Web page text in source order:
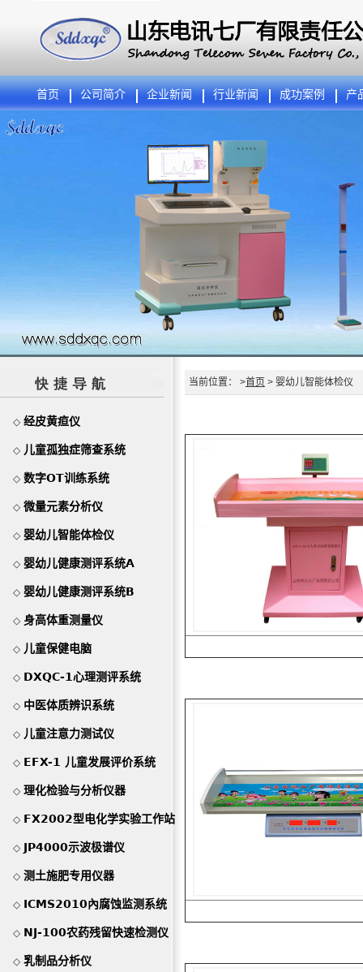
首页 公司简介 企业新闻 行业新闻 成功案例 产
◇ 经皮黄疸仪
◇ 儿童孤独症筛查系统
◇ 数字OT训练系统
◇ 微量元素分析仪
◇ 婴幼儿智能体检仪
◇ 婴幼儿健康测评系统A
◇ 婴幼儿健康测评系统B
◇ 身高体重测量仪
◇ 儿童保健电脑
◇ DXQC-1心理测评系统
◇ 中医体质辨识系统
◇ 儿童注意力测试仪
◇ EFX-1 儿童发展评价系统
◇ 理化检验与分析仪器
◇ FX2002型电化学实验工作站
◇ JP4000示波极谱仪
◇ 测土施肥专用仪器
◇ ICMS2010內腐蚀监测系统
◇ NJ-100农药残留快速检测仪
◇ 乳制品分析仪
当前位置： >首页 > 婴幼儿智能体检仪